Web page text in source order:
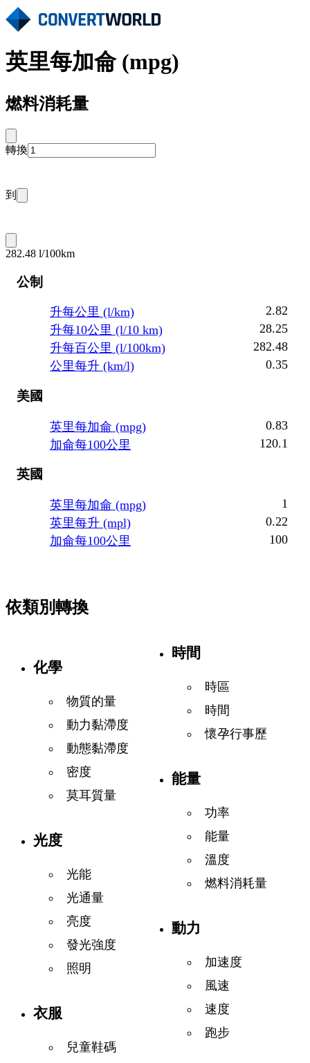
英里每加侖 (mpg)
燃料消耗量
轉換
到
282.48 l/100km
公制
升每公里 (l/km)
2.82
升每10公里 (l/10 km)
28.25
升每百公里 (l/100km)
282.48
公里每升 (km/l)
0.35
美國
英里每加侖 (mpg)
0.83
加侖每100公里
120.1
英國
英里每加侖 (mpg)
1
英里每升 (mpl)
0.22
加侖每100公里
100
依類別轉換
化學
物質的量
動力黏滯度
動態黏滯度
密度
莫耳質量
光度
光能
光通量
亮度
發光強度
照明
衣服
兒童鞋碼
時間
時區
時間
懷孕行事歷
能量
功率
能量
溫度
燃料消耗量
動力
加速度
風速
速度
跑步